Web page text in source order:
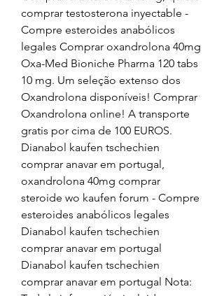
comprar testosterona inyectable -
Compre esteroides anabólicos
legales Comprar oxandrolona 40mg
Oxa-Med Bioniche Pharma 120 tabs
10 mg. Um seleção extenso dos
Oxandrolona disponíveis! Comprar
Oxandrolona online! A transporte
gratis por cima de 100 EUROS.
Dianabol kaufen tschechien
comprar anavar em portugal,
oxandrolona 40mg comprar
steroide wo kaufen forum - Compre
esteroides anabólicos legales
Dianabol kaufen tschechien
comprar anavar em portugal
Dianabol kaufen tschechien
comprar anavar em portugal Nota: